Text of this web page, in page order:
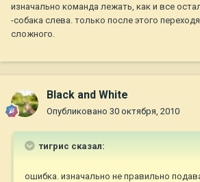
изначально команда лежать, как и все
-собака слева. только после этого
сложного.
Black and White
Опубликовано 30 октября, 2010
тигрис сказал:
ошибка. изначально не правильно